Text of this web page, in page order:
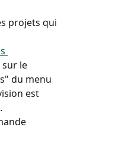
projets qui
le
du menu
est